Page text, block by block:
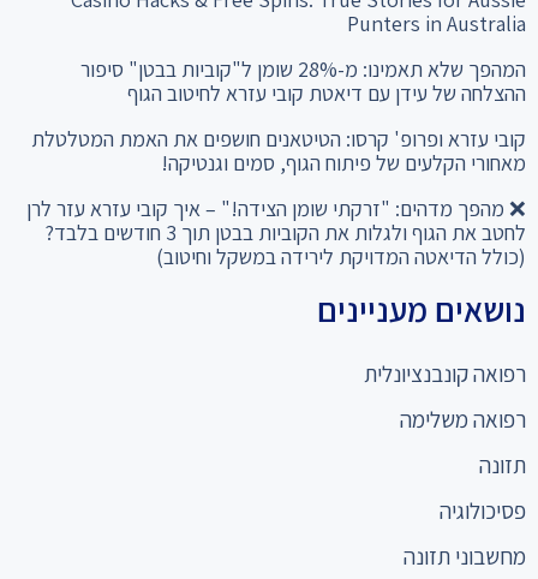
קובי עזרא ופרופ' קרסו: הטיטאנים חושפים את האמת המטלטלת
❌ מהפך מדהים: "זרקתי שומן הצידה!" – איך קובי עזרא עזר לרן
(כולל הדיאטה המדויקת לירידה במשקל וחיטוב)
נושאים מעניינים
רפואה קונבנציונלית
רפואה משלימה
תזונה
פסיכולוגיה
מחשבוני תזונה
כניסה למומחים